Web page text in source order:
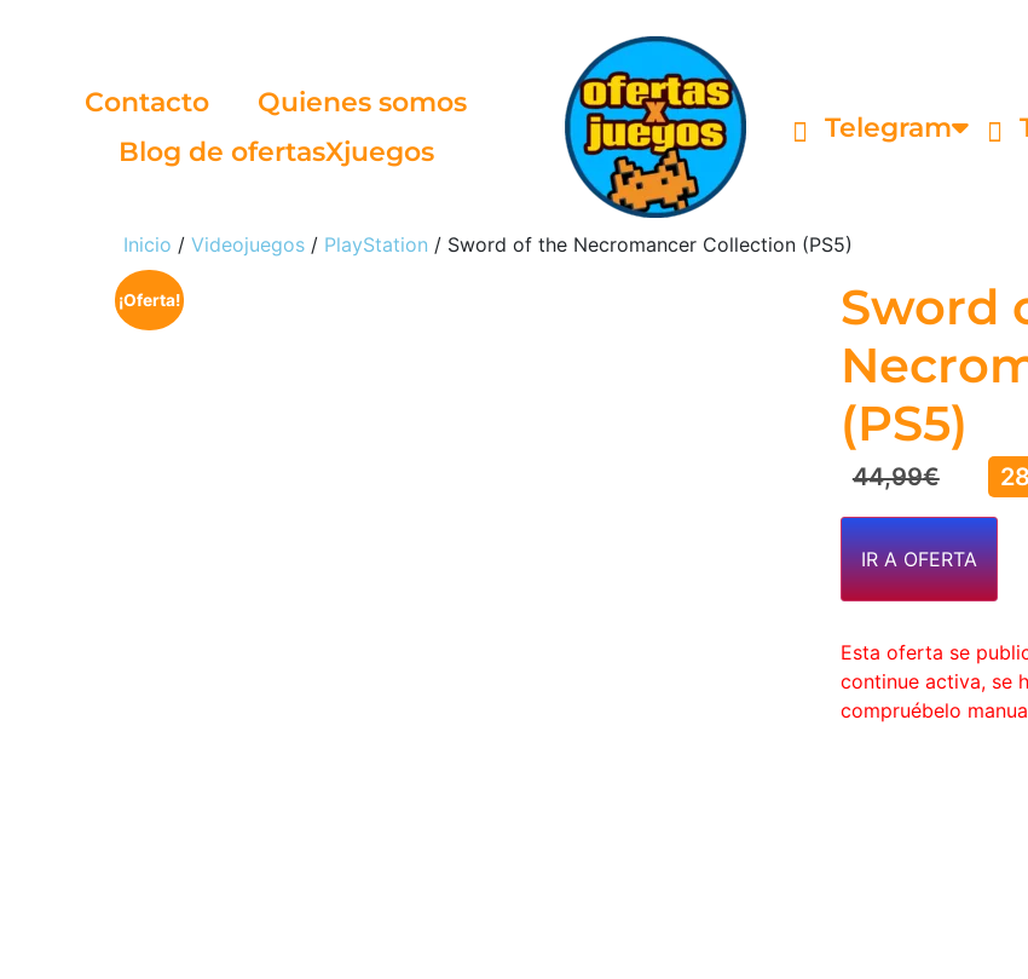
Contacto
Quienes somos
Blog de ofertasXjuegos
Telegram
Inicio / Videojuegos / PlayStation / Sword of the Necromancer Collection (PS5)
¡Oferta!
Sword
(PS5)
44,99€
IR A OFERTA
Esta oferta se
continue activa, se
compruébelo